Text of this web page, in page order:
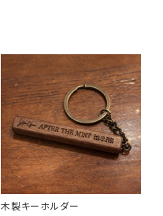
木製キーホルダー